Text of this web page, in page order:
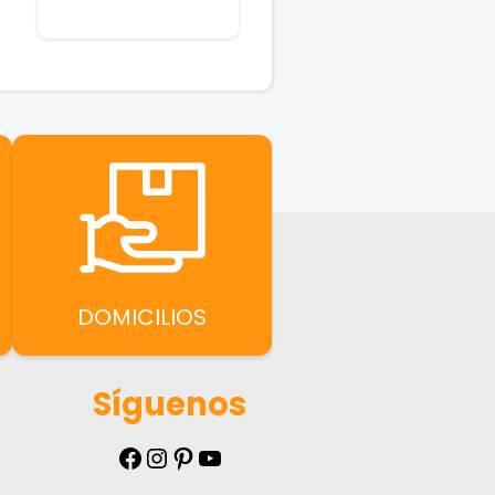
DOMICILIOS
Síguenos
Facebook Instagram Pinterest YouTube